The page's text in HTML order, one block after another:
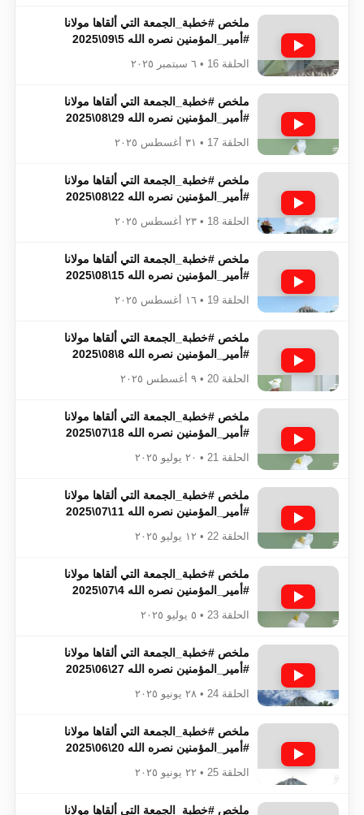
ملخص #خطبة_الجمعة​​​​​​​​​​​​​​ التي ألقاها مولانا
#أمير_المؤمنين​​​​​​​​​​​​​​ نصره الله 5\09\2025
الحلقة 16 • ٦ سبتمبر ٢٠٢٥
ملخص #خطبة_الجمعة​​​​​​​​​​​​​​ التي ألقاها مولانا
#أمير_المؤمنين​​​​​​​​​​​​​​ نصره الله 29\08\2025
الحلقة 17 • ٣١ أغسطس ٢٠٢٥
ملخص #خطبة_الجمعة​​​​​​​​​​​​​​ التي ألقاها مولانا
#أمير_المؤمنين​​​​​​​​​​​​​​ نصره الله 22\08\2025
الحلقة 18 • ٢٣ أغسطس ٢٠٢٥
ملخص #خطبة_الجمعة​​​​​​​​​​​​​​ التي ألقاها مولانا
#أمير_المؤمنين​​​​​​​​​​​​​​ نصره الله 15\08\2025
الحلقة 19 • ١٦ أغسطس ٢٠٢٥
ملخص #خطبة_الجمعة​​​​​​​​​​​​​​ التي ألقاها مولانا
#أمير_المؤمنين​​​​​​​​​​​​​​ نصره الله 8\08\2025
الحلقة 20 • ٩ أغسطس ٢٠٢٥
ملخص #خطبة_الجمعة​​​​​​​​​​​​​​ التي ألقاها مولانا
#أمير_المؤمنين​​​​​​​​​​​​​​ نصره الله 18\07\2025
الحلقة 21 • ٢٠ يوليو ٢٠٢٥
ملخص #خطبة_الجمعة​​​​​​​​​​​​​​ التي ألقاها مولانا
#أمير_المؤمنين​​​​​​​​​​​​​​ نصره الله 11\07\2025
الحلقة 22 • ١٢ يوليو ٢٠٢٥
ملخص #خطبة_الجمعة​​​​​​​​​​​​​​ التي ألقاها مولانا
#أمير_المؤمنين​​​​​​​​​​​​​​ نصره الله 4\07\2025
الحلقة 23 • ٥ يوليو ٢٠٢٥
ملخص #خطبة_الجمعة​​​​​​​​​​​​​​ التي ألقاها مولانا
#أمير_المؤمنين​​​​​​​​​​​​​​ نصره الله 27\06\2025
الحلقة 24 • ٢٨ يونيو ٢٠٢٥
ملخص #خطبة_الجمعة​​​​​​​​​​​​​​ التي ألقاها مولانا
#أمير_المؤمنين​​​​​​​​​​​​​​ نصره الله 20\06\2025
الحلقة 25 • ٢٢ يونيو ٢٠٢٥
ملخص #خطبة_الجمعة​​​​​​​​​​​​​​ التي ألقاها مولانا